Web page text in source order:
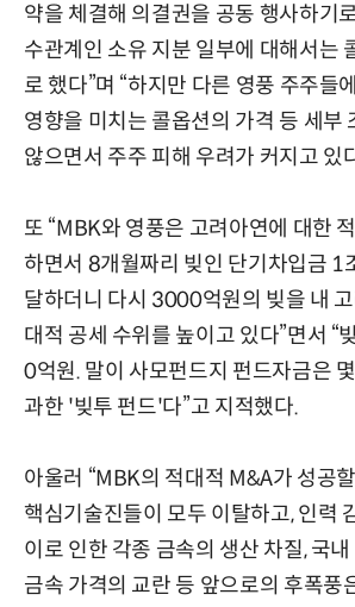
약을 체결해 의결권을 공동 행사하기
수관계인 소유 지분 일부에 대해서는
로 했다”며 “하지만 다른 영풍 주주들
영향을 미치는 콜옵션의 가격 등 세부
않으면서 주주 피해 우려가 커지고 있
또 “MBK와 영풍은 고려아연에 대한
하면서 8개월짜리 빚인 단기차입금 1
달하더니 다시 3000억원의 빚을 내
대적 공세 수위를 높이고 있다”면서 “
0억원. 말이 사모펀드지 펀드자금은
과한 '빚투 펀드'다”고 지적했다.
아울러 “MBK의 적대적 M&A가 성공
핵심기술진들이 모두 이탈하고, 인력
이로 인한 각종 금속의 생산 차질, 국내
금속 가격의 교란 등 앞으로의 후폭풍